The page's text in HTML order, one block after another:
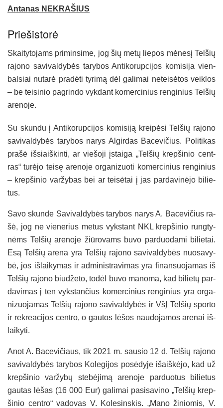
An­ta­nas NEK­RA­ŠIUS
Prie­šis­to­rė
Skai­ty­to­jams pri­min­si­me, jog šių me­tų lie­pos mė­ne­sį Tel­šių
ra­jo­no sa­vi­val­dy­bės ta­ry­bos An­ti­ko­rup­ci­jos ko­mi­si­ja vien­
bal­siai nu­ta­rė pra­dė­ti ty­ri­mą dėl ga­li­mai ne­tei­sė­tos veik­los
– be tei­si­nio pa­grin­do vyk­dant ko­mer­ci­nius ren­gi­nius Tel­šių
are­no­je.
Su skun­du į An­ti­ko­rup­ci­jos ko­mi­si­ją krei­pė­si Tel­šių ra­jo­no
sa­vi­val­dy­bės ta­ry­bos na­rys Al­gir­das Ba­ce­vi­čius. Po­li­ti­kas
pra­šė iš­siaiš­kin­ti, ar vie­šo­ji įstai­ga „Tel­šių krep­ši­nio cent­
ras“ tu­rė­jo tei­sę are­no­je or­ga­ni­zuo­ti ko­mer­ci­nius ren­gi­nius
– krep­ši­nio var­žy­bas bei ar tei­sė­tai į jas par­da­vi­nė­jo bi­lie­
tus.
Sa­vo skun­de Sa­vi­val­dy­bės ta­ry­bos na­rys A. Ba­ce­vi­čius ra­
šė, jog ne vie­ne­rius me­tus vyks­tant NKL krep­ši­nio rung­ty­
nėms Tel­šių are­no­je žiū­ro­vams bu­vo par­duo­da­mi bi­lie­tai.
Esą Tel­šių are­na yra Tel­šių ra­jo­no sa­vi­val­dy­bės nuo­sa­vy­
bė, jos iš­lai­ky­mas ir ad­mi­nist­ra­vi­mas yra fi­nan­suo­ja­mas iš
Tel­šių ra­jo­no biu­dže­to, to­dėl bu­vo ma­no­ma, kad bi­lie­tų par­
da­vi­mas į ten vyks­tan­čius ko­mer­ci­nius ren­gi­nius yra or­ga­
ni­zuo­ja­mas Tel­šių ra­jo­no sa­vi­val­dy­bės ir VšĮ Tel­šių spor­to
ir rek­rea­ci­jos cent­ro, o gau­tos lė­šos nau­do­ja­mos are­nai iš­
lai­ky­ti.
Anot A. Ba­ce­vi­čiaus, tik 2021 m. sau­sio 12 d. Tel­šių ra­jo­no
sa­vi­val­dy­bės ta­ry­bos Ko­le­gi­jos po­sė­dy­je išaiš­kė­jo, kad už
krep­ši­nio var­žy­bų ste­bė­ji­mą are­no­je par­duo­tus bi­lie­tus
gau­tas lė­šas (16 000 Eur) ga­li­mai pa­si­sa­vi­no „Tel­šių krep­
ši­nio cent­ro“ va­do­vas V. Ko­le­sins­kis. „Ma­no ži­nio­mis, V.